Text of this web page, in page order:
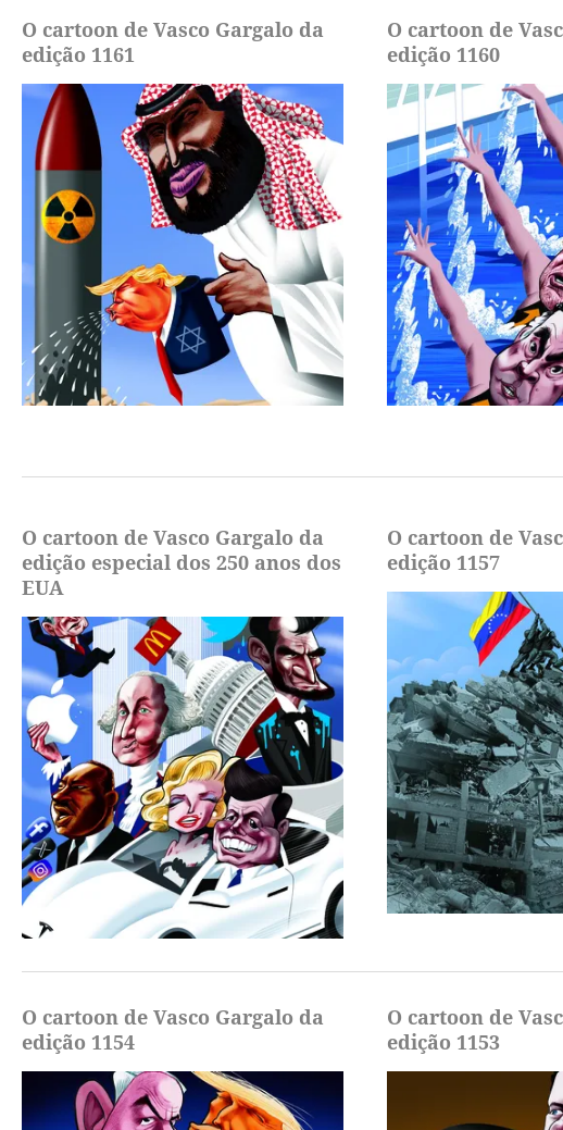
O cartoon de Vasco Gargalo da
edição 1161
O cartoon de
edição 1160
O cartoon de Vasco Gargalo da
edição especial dos 250 anos dos
EUA
O cartoon de
edição 1157
O cartoon de Vasco Gargalo da
edição 1154
O cartoon de
edição 1153